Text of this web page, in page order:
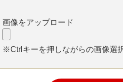
画像をアップロード
※Ctrlキーを押しながらの画像選